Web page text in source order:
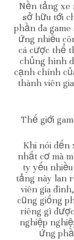
Nền tảng xe
sở hữu tới
phần đa
ứng nhiều
cá cược thể
chủng hình
cạnh chính
thành viên
Thế giới
Khi nói đến
nhất cơ mà
ty yếu
tảng này lan
viên gia
cũng giống
riêng gì
nghiệp
ứng